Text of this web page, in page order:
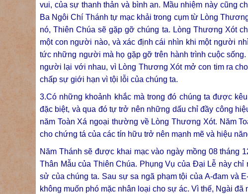
vui, của sự thanh thản và bình an. Mầu nhiệm này cũng
Ba Ngôi Chí Thánh tự mạc khải trong cụm từ Lòng
nó, Thiên Chúa sẽ gặp gỡ chúng ta. Lòng Thương Xót
một con người nào, và xác định cái nhìn khi một người
tức những người mà họ gặp gỡ trên hành trình cuộc
người lại với nhau, vì Lòng Thương Xót mở con tim ra
chấp sự giới hạn vì tội lỗi của chúng ta.
3.Có những khoảnh khắc mà trong đó chúng ta được
đặc biệt, và qua đó tự trở nên những dấu chỉ đầy công
năm Toàn Xá ngoại thường về Lòng Thương Xót. Năm
cho chứng tá của các tín hữu trở nên mạnh mẽ và hiệu
Năm Thánh sẽ được khai mạc vào ngày mồng 08
Thân Mẫu của Thiên Chúa. Phụng Vụ của Đại Lễ này
sử của chúng ta. Sau sự sa ngã phạm tội của A-đam và
không muốn phó mặc nhân loại cho sự ác. Vì thế, Ngài